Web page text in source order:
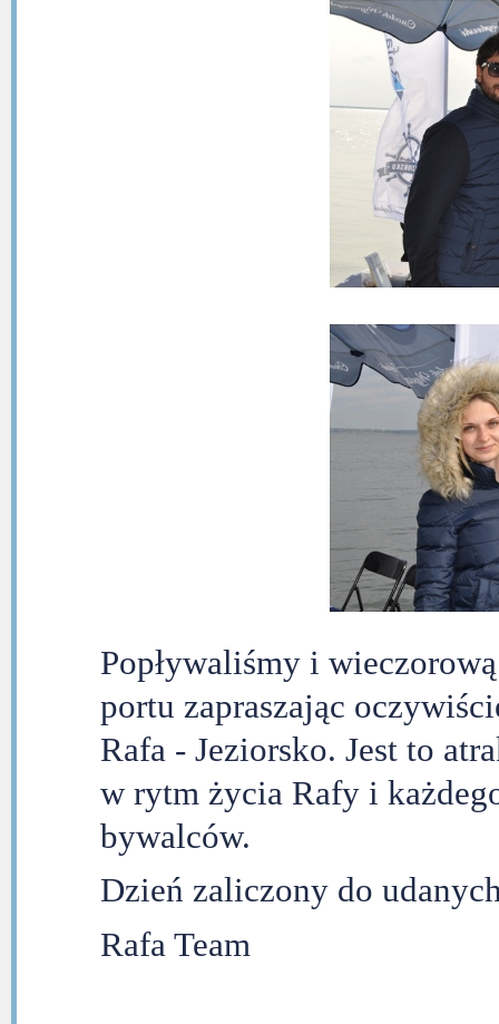
Popływaliśmy i
portu zapraszając
Rafa - Jeziorsko. Jest to
w rytm życia Rafy i
bywalców.
Dzień zaliczony do
Rafa Team